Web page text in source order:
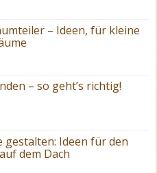
– Ideen, für kleine
– so geht’s richtig!
gestalten: Ideen für den
dem Dach